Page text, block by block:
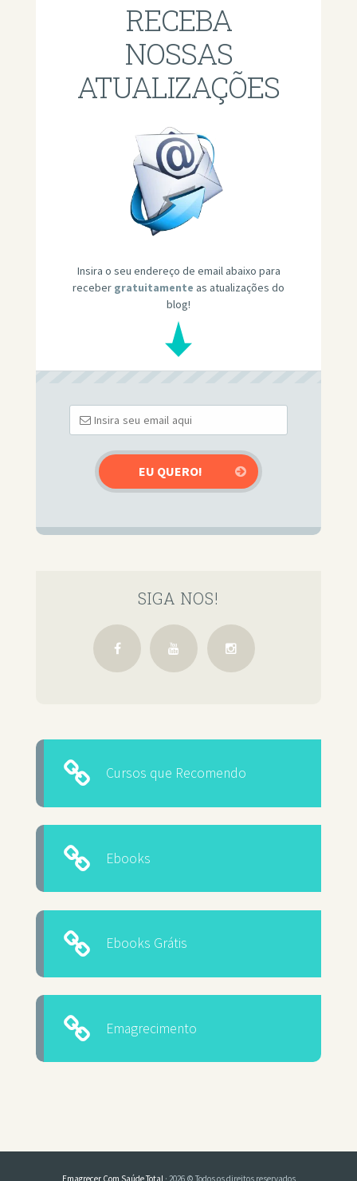
RECEBA
NOSSAS
ATUALIZAÇÕES
Insira o seu endereço de email abaixo para
receber gratuitamente as atualizações do
blog!
SIGA NOS!
Cursos que Recomendo
Ebooks
Ebooks Grátis
Emagrecimento
Emagrecer Com Saúde Total · 2026 © Todos os direitos reservados